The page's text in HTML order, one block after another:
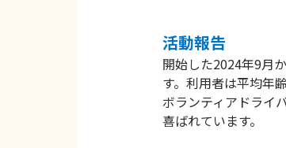
活動報告
開始した2024年9月
す。利用者は平均年
ボランティアドライ
喜ばれています。